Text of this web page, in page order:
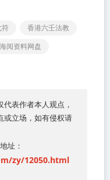
香港六壬法教
阅资料网盘
代表作者本人观点，
或立场，如有侵权请
地址：
zy/12050.html